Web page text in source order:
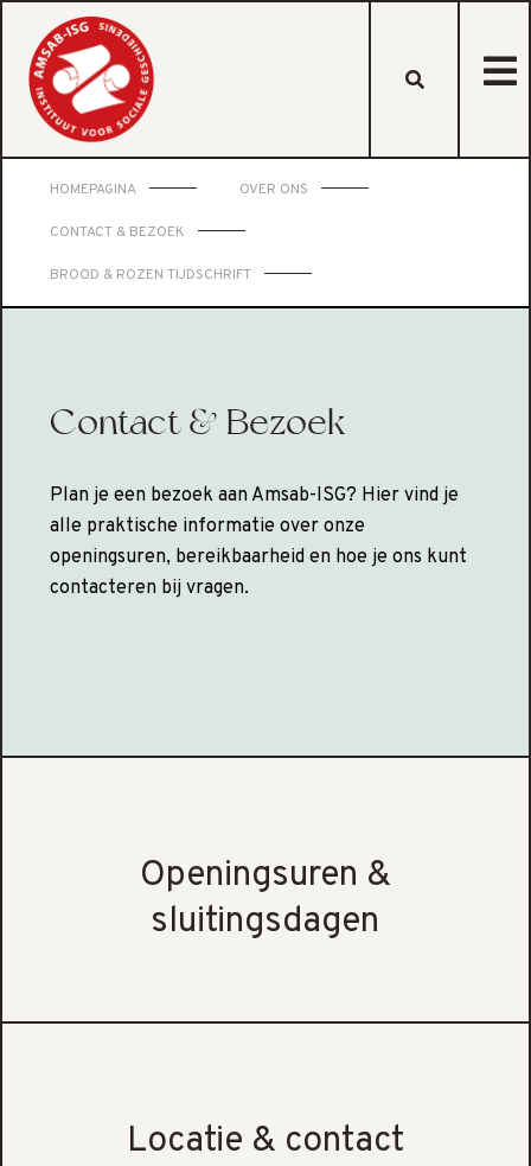
HOMEPAGINA OVER ONS
CONTACT & BEZOEK
BROOD & ROZEN TIJDSCHRIFT
Contact & Bezoek
Plan je een bezoek aan Amsab-ISG? Hier vind je
alle praktische informatie over onze
openingsuren, bereikbaarheid en hoe je ons kunt
contacteren bij vragen.
Openingsuren &
sluitingsdagen
Locatie & contact